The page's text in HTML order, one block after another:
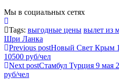
Мы в социальных сетях
Tags: выгодные цены вылет из
Шри Ланка
Previous postНовый Свет Крым
10500 руб/чел
Next postСтамбул Турция 9 мая
руб/чел